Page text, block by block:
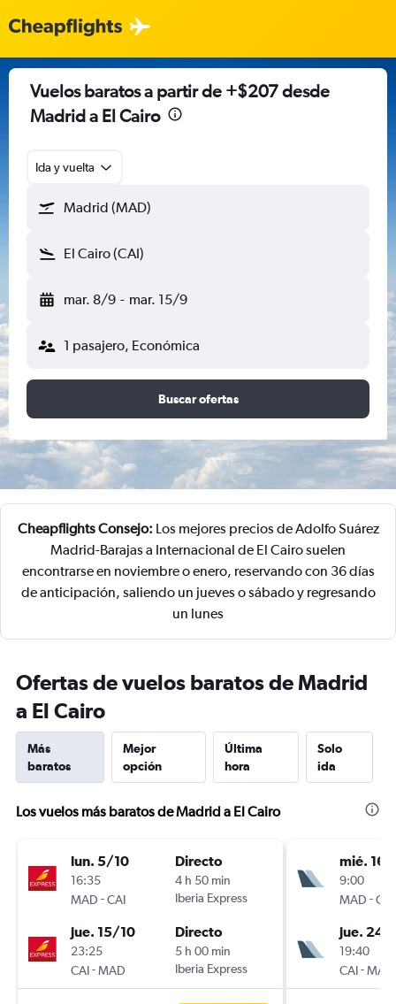
Vuelos baratos a partir de +$207 desde
Madrid a El Cairo
Ida y vuelta
Madrid (MAD)
El Cairo (CAI)
mar. 8/9 - mar. 15/9
1 pasajero, Económica
Buscar ofertas
Cheapflights Consejo: Los mejores precios de Adolfo Suárez
Madrid-Barajas a Internacional de El Cairo suelen
encontrarse en noviembre o enero, reservando con 36 días
de anticipación, saliendo un jueves o sábado y regresando
un lunes
Ofertas de vuelos baratos de Madrid
a El Cairo
Más
baratos
Mejor
opción
Última
hora
Solo
ida
Los vuelos más baratos de Madrid a El Cairo
lun. 5/10
16:35
MAD -CAI
Directo
4 h 50 min
Iberia Express
jue. 15/10
23:25
CAI-MAD
Directo
5 h 00 min
Iberia Express
mié.
9:00
MAD -CAI
jue. 24/
19:40
CAI-MAD